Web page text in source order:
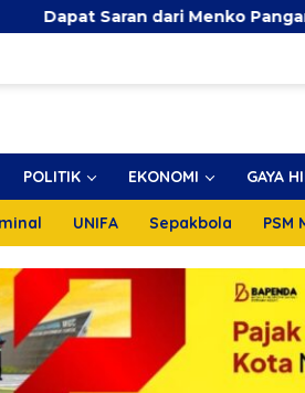
dari Menko Pangan, Appi
POLITIK EKONOMI GAYA
UNIFA Sepakbola PSM